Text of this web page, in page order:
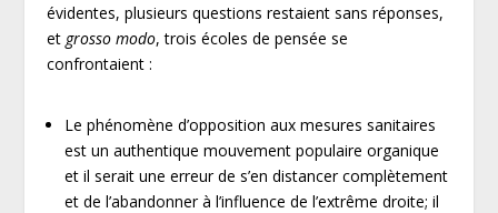
évidentes, plusieurs questions restaient sans réponses,
et grosso modo, trois écoles de pensée se
confrontaient :
Le phénomène d’opposition aux mesures sanitaires
est un authentique mouvement populaire organique
et il serait une erreur de s’en distancer complètement
et de l’abandonner à l’influence de l’extrême droite; il